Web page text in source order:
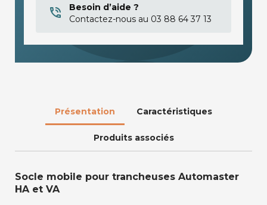
Besoin d’aide ?
Contactez-nous au 03 88 64 37 13
Présentation Caractéristiques
Produits associés
Socle mobile pour trancheuses Automaster
HA et VA